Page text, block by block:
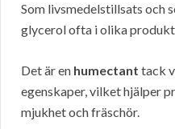
Som livsmedelstillsats och
glycerol ofta i olika
Det är en humectant tack
egenskaper, vilket hjälper
mjukhet och fräschör.